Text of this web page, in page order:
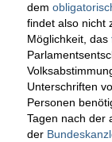
dem
findet also nicht
Möglichkeit, das
Unterschriften
Personen
Tagen nach der
der